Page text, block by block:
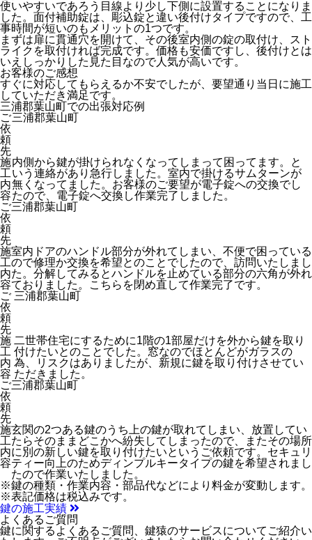
使いやすいであろう目線より少し下側に設置することになりま
した。面付補助錠は、彫込錠と違い後付けタイプですので、工
事時間が短いのもメリットの1つです。
まずは扉に貫通穴を開けて、その後室内側の錠の取付け、スト
ライクを取付ければ完成です。価格も安価ですし、後付けとは
いえしっかりした見た目なので人気が高いです。
お客様のご感想
すぐに対応してもらえるか不安でしたが、要望通り当日に施工
していただき満足です。
三浦郡葉山町での出張対応例
ご
依
頼
先
三浦郡葉山町
施
工
内
容
内側から鍵が掛けられなくなってしまって困ってます。と
いう連絡があり急行しました。室内で掛けるサムターンが
無くなってました。お客様のご要望が電子錠への交換でし
たので、電子錠へ交換し作業完了しました。
ご
依
頼
先
三浦郡葉山町
施
工
内
容
室内ドアのハンドル部分が外れてしまい、不便で困っている
ので修理か交換を希望とのことでしたので、訪問いたしまし
た。分解してみるとハンドルを止めている部分の六角が外れ
ておりました。こちらを閉め直して作業完了です。
ご
依
頼
先
三浦郡葉山町
施
工
内
容
二世帯住宅にするために1階の1部屋だけを外から鍵を取り
付けたいとのことでした。窓なのでほとんどがガラスの
為、リスクはありましたが、新規に鍵を取り付けさせてい
ただきました。
ご
依
頼
先
三浦郡葉山町
施
工
内
容
玄関の2つある鍵のうち上の鍵が取れてしまい、放置してい
たらそのままどこかへ紛失してしまったので、またその場所
に別の新しい鍵を取り付けたいというご依頼です。セキュリ
ティー向上のためディンプルキータイプの鍵を希望されまし
たので作業いたしました。
※鍵の種類・作業内容・部品代などにより料金が変動します。
※表記価格は税込みです。
鍵の施工実績
よくあるご質問
鍵に関するよくあるご質問、鍵猿のサービスについてご紹介い